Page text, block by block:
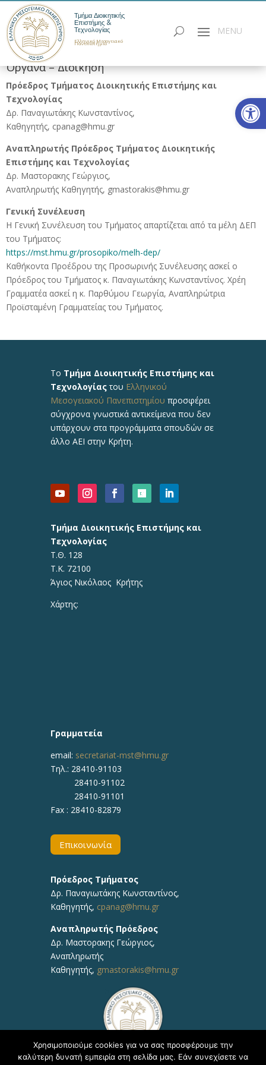
Τμήμα Διοικητικής
Επιστήμης &
Τεχνολογίας
Ελληνικό Μεσογειακό
Πανεπιστήμιο
Όργανα – Διοίκηση
Πρόεδρος Τμήματος Διοικητικής Επιστήμης και
Τεχνολογίας
Δρ. Παναγιωτάκης Κωνσταντίνος,
Καθηγητής, cpanag@hmu.gr
Αναπληρωτής Πρόεδρος Τμήματος Διοικητικής
Επιστήμης και Τεχνολογίας
Δρ. Μαστορακης Γεώργιος,
Αναπληρωτής Καθηγητής, gmastorakis@hmu.gr
Γενική Συνέλευση
Η Γενική Συνέλευση του Τμήματος απαρτίζεται από τα μέλη ΔΕΠ
του Τμήματος:
https://mst.hmu.gr/prosopiko/melh-dep/
Καθήκοντα Προέδρου της Προσωρινής Συνέλευσης ασκεί ο
Πρόεδρος του Τμήματος κ. Παναγιωτάκης Κωνσταντίνος. Χρέη
Γραμματέα ασκεί η κ. Παρθύμου Γεωργία, Αναπληρώτρια
Προϊσταμένη Γραμματείας του Τμήματος.
Το Τμήμα Διοικητικής Επιστήμης και
Τεχνολογίαςτου Ελληνικού
Μεσογειακού Πανεπιστημίου προσφέρει
σύγχρονα γνωστικά αντικείμενα που δεν
υπάρχουν στα προγράμματα σπουδών σε
άλλο ΑΕΙ στην Κρήτη.
Τμήμα Διοικητικής Επιστήμης και
Τεχνολογίας
Τ.Θ. 128
Τ.Κ. 72100
Άγιος Νικόλαος Κρήτης
Χάρτης:
Γραμματεία
email: secretariat-mst@hmu.gr
Τηλ.: 28410-91103
28410-91102
28410-91101
Fax : 28410-82879
Επικοινωνία
Πρόεδρος Τμήματος
Δρ. Παναγιωτάκης Κωνσταντίνος,
Καθηγητής, cpanag@hmu.gr
Αναπληρωτής Πρόεδρος
Δρ. Μαστορακης Γεώργιος,
Αναπληρωτής
Καθηγητής, gmastorakis@hmu.gr
Χρησιμοποιούμε cookies για να σας προσφέρουμε την
καλύτερη δυνατή εμπειρία στη σελίδα μας. Εάν συνεχίσετε να